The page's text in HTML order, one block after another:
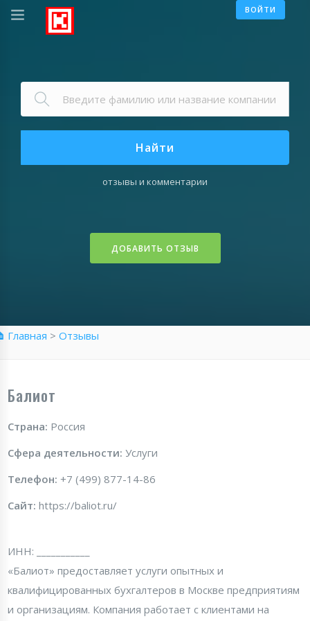
ВОЙТИ
Найти
отзывы и комментарии
ДОБАВИТЬ ОТЗЫВ
Главная > Отзывы
Балиот
Страна: Россия
Сфера деятельности: Услуги
Телефон: +7 (499) 877-14-86
Сайт: https://baliot.ru/
ИНН: ___________
«Балиот» предоставляет услуги опытных и
квалифицированных бухгалтеров в Москве предприятиям
и организациям. Компания работает с клиентами на